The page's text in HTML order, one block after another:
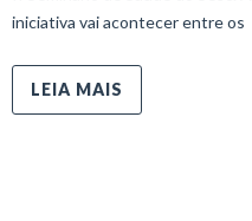
iniciativa vai acontecer entre os
LEIA MAIS